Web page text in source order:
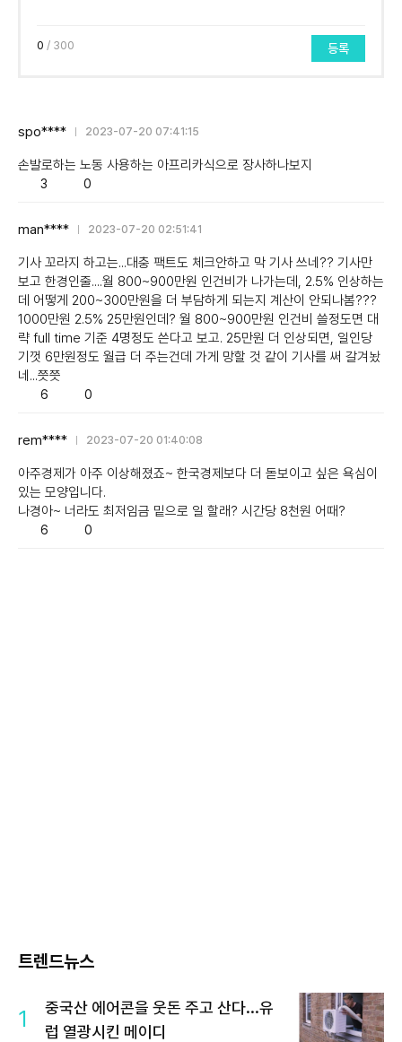
0 / 300 등록
spo**** 2023-07-20 07:41:15
손발로하는 노동 사용하는 아프리카식으로 장사하나보지
Like/Dislike
공
3
비
0
man**** 2023-07-20 02:51:41
기사 꼬라지 하고는...대충 팩트도 체크안하고 막 기사 쓰네?? 기사만
보고 한경인줄....월 800~900만원 인건비가 나가는데, 2.5% 인상하는
데 어떻게 200~300만원을 더 부담하게 되는지 계산이 안되나봄???
1000만원 2.5% 25만원인데? 월 800~900만원 인건비 쓸정도면 대
략 full time 기준 4명정도 쓴다고 보고. 25만원 더 인상되면, 일인당
기껏 6만원정도 월급 더 주는건데 가게 망할 것 같이 기사를 써 갈겨놨
네...쯧쯧
Like/Dislike
공
6
비
0
rem**** 2023-07-20 01:40:08
아주경제가 아주 이상해졌죠~ 한국경제보다 더 돋보이고 싶은 욕심이
있는 모양입니다.
나경아~ 너라도 최저임금 밑으로 일 할래? 시간당 8천원 어때?
Like/Dislike
공
6
비
0
트렌드뉴스
1
중국산 에어콘을 웃돈 주고 산다...유
럽 열광시킨 메이디